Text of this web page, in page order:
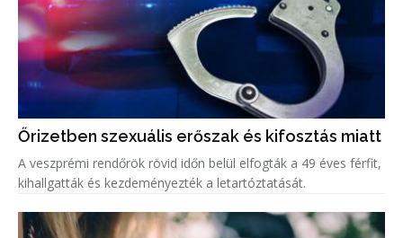
Őrizetben szexuális erőszak és kifosztás miatt
A veszprémi rendőrök rövid időn belül elfogták a 49 éves férfit,
kihallgatták és kezdeményezték a letartóztatását.